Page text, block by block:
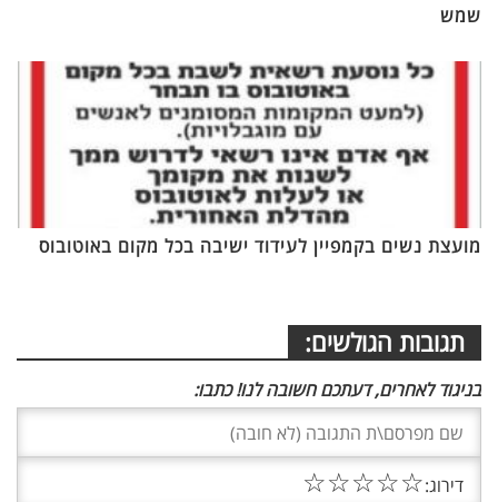
שמש
מועצת נשים בקמפיין לעידוד ישיבה בכל מקום באוטובוס
תגובות הגולשים:
בניגוד לאחרים, דעתכם חשובה לנו! כתבו:
דירוג:☆
☆
☆
☆
☆